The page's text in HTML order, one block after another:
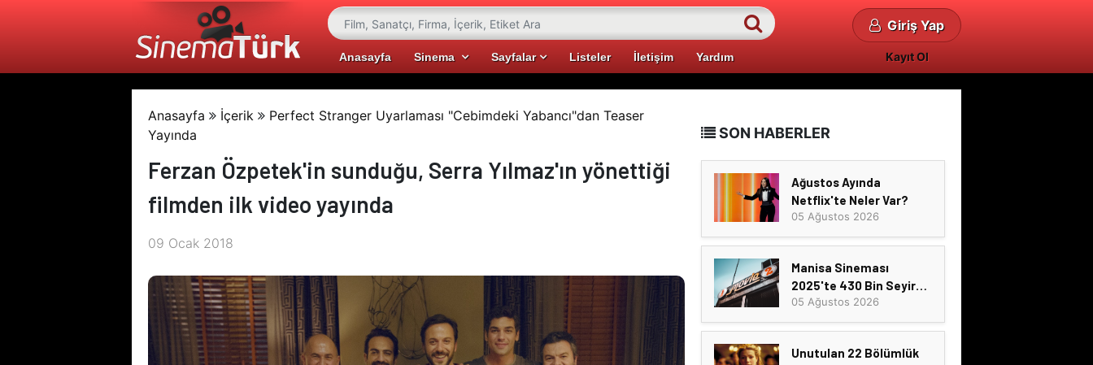
Anasayfa Sinema Sayfalar Listeler İletişim Yardım
Giriş Yap
Kayıt Ol
Anasayfa İçerik
Perfect Stranger Uyarlaması "Cebimdeki Yabancı"dan Teaser
Yayında
Ferzan Özpetek'in sunduğu, Serra Yılmaz'ın yönettiği
filmden ilk video yayında
09 Ocak 2018
SON HABERLER
Ağustos Ayında
Netflix'te Neler Var?
05 Ağustos 2026
Manisa Sineması
2025'te 430 Bin Seyirci
Ağırladı
05 Ağustos 2026
Unutulan 22 Bölümlük